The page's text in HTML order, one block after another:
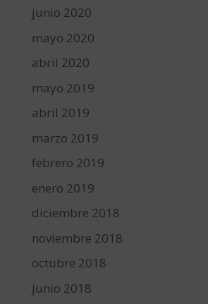
junio 2020
mayo 2020
abril 2020
mayo 2019
abril 2019
marzo 2019
febrero 2019
enero 2019
diciembre 2018
noviembre 2018
octubre 2018
junio 2018